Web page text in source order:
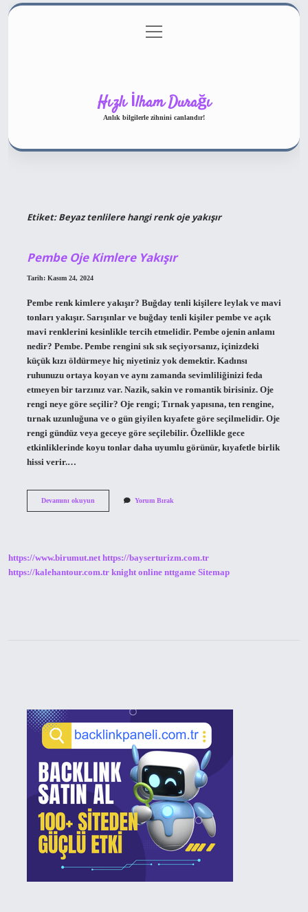
Gizlilik Politikası
menüyü
aç
Hızlı İlham Durağı
Anlık bilgilerle zihnini canlandır!
Etiket:Beyaz tenlilere hangi renk oje yakışır
Pembe Oje Kimlere Yakışır
Tarih: Kasım 24, 2024
Pembe renk kimlere yakışır? Buğday tenli kişilere leylak ve mavi
tonları yakışır. Sarışınlar ve buğday tenli kişiler pembe ve açık
mavi renklerini kesinlikle tercih etmelidir. Pembe ojenin anlamı
nedir? Pembe. Pembe rengini sık sık seçiyorsanız, içinizdeki
küçük kızı öldürmeye hiç niyetiniz yok demektir. Kadınsı
ruhunuzu ortaya koyan ve aynı zamanda sevimliliğinizi feda
etmeyen bir tarzınız var. Nazik, sakin ve romantik birisiniz. Oje
rengi neye göre seçilir? Oje rengi; Tırnak yapısına, ten rengine,
tırnak uzunluğuna ve o gün giyilen kıyafete göre seçilmelidir. Oje
rengi gündüz veya geceye göre seçilebilir. Özellikle gece
etkinliklerinde koyu tonlar daha uyumlu görünür, kıyafetle birlik
hissi verir.…
Devamını okuyunPembe
Yorum Bırak
https://www.birumut.net https://bayserturizm.com.tr
https://kalehantour.com.tr knight online nttgame Sitemap